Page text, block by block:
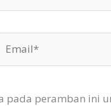
pada peramban ini